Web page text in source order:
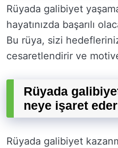
Rüyada galibiyet
hayatınızda başarılı
Bu rüya, sizi
cesaretlendirir ve
Rüyada
neye işaret
Rüyada galibiyet